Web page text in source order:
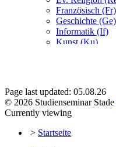
Page last updated: 05.08.26
© 2026 Studienseminar Stade
Currently viewing
> Startseite